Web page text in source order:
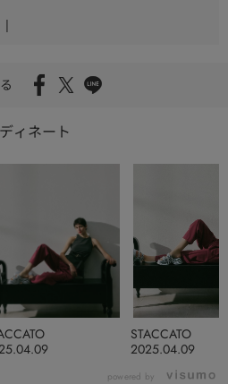
|
ィネート
2025.04.09
STACCATO
powered by